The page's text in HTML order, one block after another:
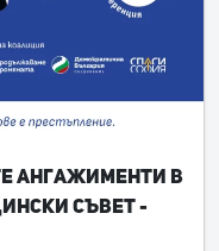
ангажименти в
съвет -